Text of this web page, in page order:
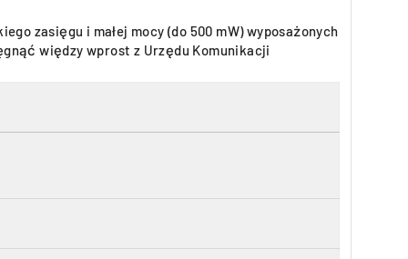
zasięgu i małej mocy (do 500 mW) wyposażonych
więdzy wprost z Urzędu Komunikacji